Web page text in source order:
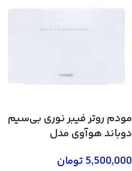
مودم روتر فیبر نوری بی‌سیم
دوباند هوآوی مدل
5,500,000تومان